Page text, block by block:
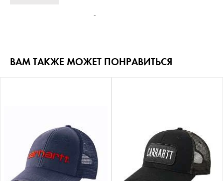
-
ВАМ ТАКЖЕ МОЖЕТ ПОНРАВИТЬСЯ